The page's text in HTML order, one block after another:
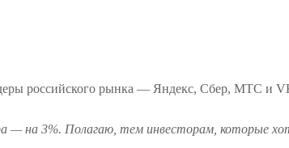
российского рынка — Яндекс, Сбер, МТС и
— на 3%. Полагаю, тем инвесторам, которые